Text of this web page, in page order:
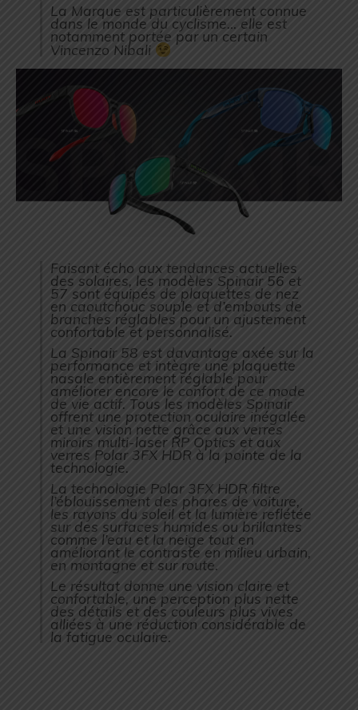
La Marque est particulièrement connue
dans le monde du cyclisme… elle est
notamment portée par un certain
Vincenzo Nibali
Faisant écho aux tendances actuelles
des solaires, les modèles Spinair 56 et
57 sont équipés de plaquettes de nez
en caoutchouc souple et d’embouts de
branches réglables pour un ajustement
confortable et personnalisé.
La Spinair 58 est davantage axée sur la
performance et intègre une plaquette
nasale entièrement réglable pour
améliorer encore le confort de ce mode
de vie actif. Tous les modèles Spinair
offrent une protection oculaire inégalée
et une vision nette grâce aux verres
miroirs multi-laser RP Optics et aux
verres Polar 3FX HDR à la pointe de la
technologie.
La technologie Polar 3FX HDR filtre
l’éblouissement des phares de voiture,
les rayons du soleil et la lumière reflétée
sur des surfaces humides ou brillantes
comme l’eau et la neige tout en
améliorant le contraste en milieu urbain,
en montagne et sur route.
Le résultat donne une vision claire et
confortable, une perception plus nette
des détails et des couleurs plus vives
alliées à une réduction considérable de
la fatigue oculaire.